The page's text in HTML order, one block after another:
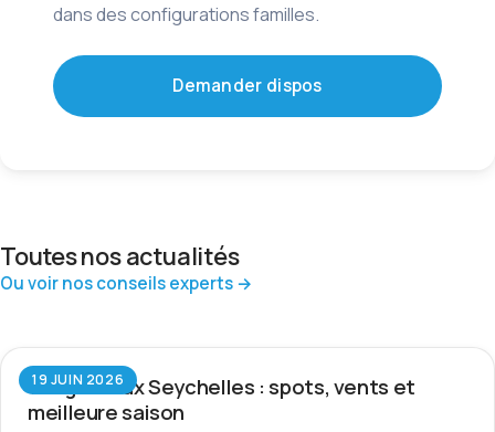
dans des configurations familles.
Demander dispos
Toutes nos actualités
Ou voir nos conseils experts →
19 JUIN 2026
Wingfoil aux Seychelles : spots, vents et
meilleure saison